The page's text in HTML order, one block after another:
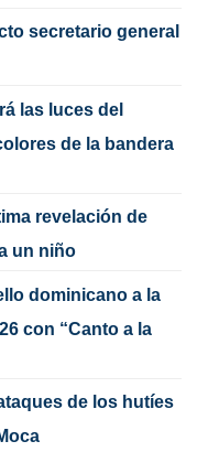
secretario general
las luces del
de la bandera
revelación de
un niño
dominicano a la
con “Canto a la
de los hutíes